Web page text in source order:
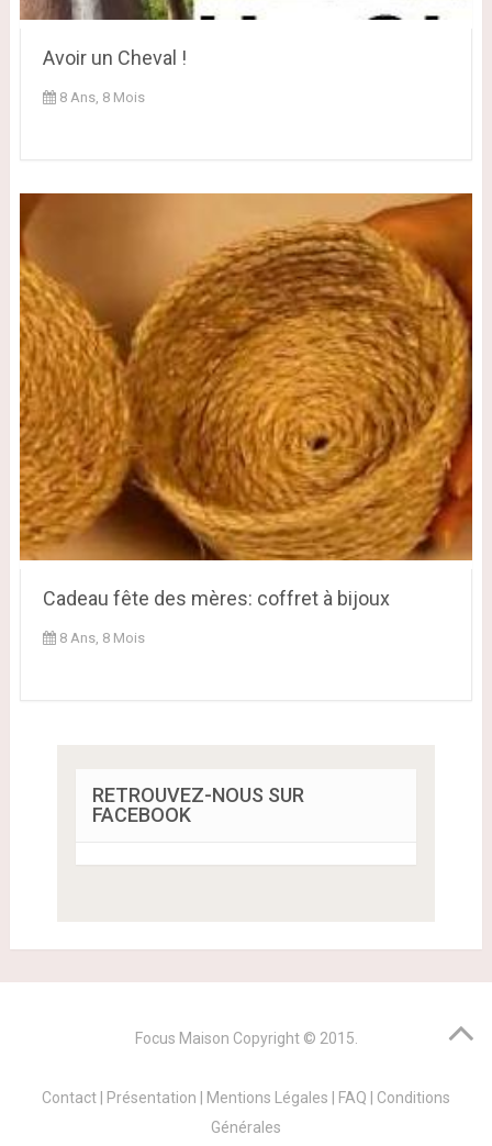
Avoir un Cheval !
8 Ans, 8 Mois
Cadeau fête des mères: coffret à bijoux
8 Ans, 8 Mois
RETROUVEZ-NOUS SUR
FACEBOOK
Focus Maison Copyright © 2015.
Contact | Présentation | Mentions Légales | FAQ | Conditions
Générales